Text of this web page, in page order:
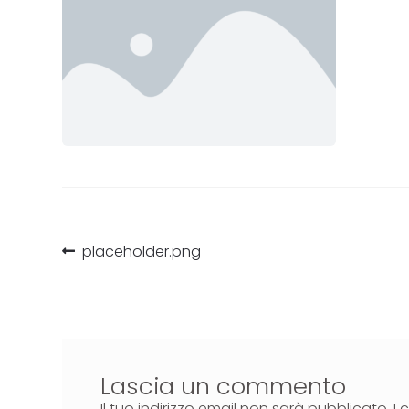
placeholder.png
Lascia un commento